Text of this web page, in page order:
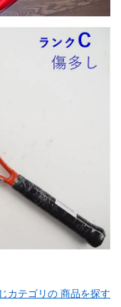
カテゴリの 商品を探す